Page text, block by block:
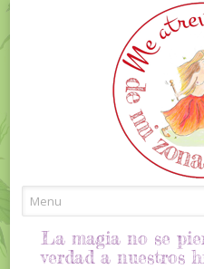
La magia no se
verdad a nuestros